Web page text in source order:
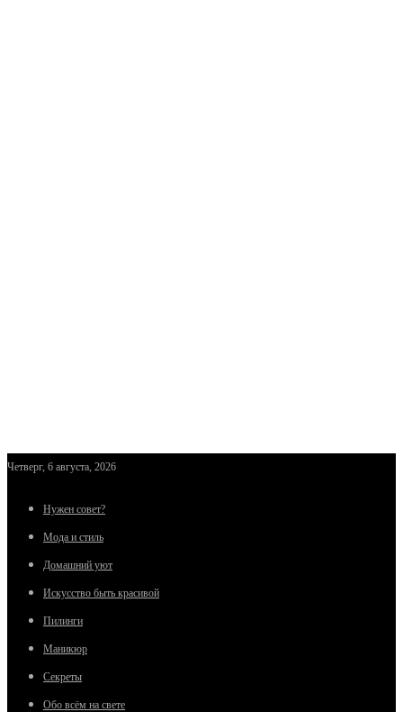
Четверг, 6 августа, 2026
Нужен совет?
Мода и стиль
Домашний уют
Искусство быть красивой
Пилинги
Маникюр
Секреты
Обо всём на свете